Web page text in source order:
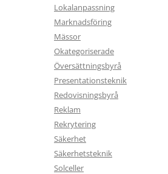
Lokalanpassning
Marknadsföring
Mässor
Okategoriserade
Översättningsbyrå
Presentationsteknik
Redovisningsbyrå
Reklam
Rekrytering
Säkerhet
Säkerhetsteknik
Solceller